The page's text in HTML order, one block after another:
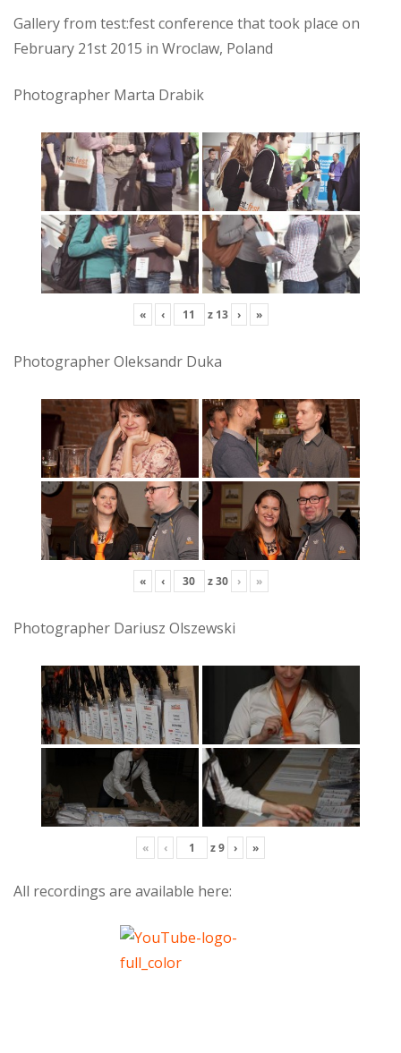
Gallery from test:fest conference that took place on
February 21st 2015 in Wroclaw, Poland
Photographer Marta Drabik
« ‹ z 13 › »
Photographer Oleksandr Duka
« ‹ z30 › »
Photographer Dariusz Olszewski
« ‹ z9 › »
All recordings are available here: